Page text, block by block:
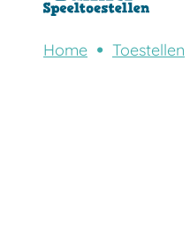
Home Toestellen